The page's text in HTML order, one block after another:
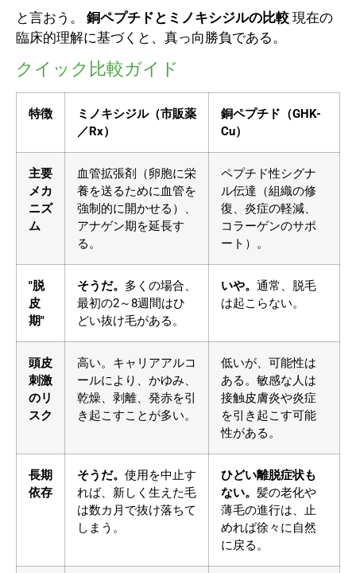
と言おう。 銅ペプチドとミノキシジルの比較 現在の
臨床的理解に基づくと、真っ向勝負である。
クイック比較ガイド
特徴
ミノキシジル（市販薬
／Rx）
銅ペプチド（GHK-
Cu）
主要
メカ
ニズ
ム
血管拡張剤（卵胞に栄
養を送るために血管を
強制的に開かせる）、
アナゲン期を延長す
る。
ペプチド性シグナ
ル伝達（組織の修
復、炎症の軽減、
コラーゲンのサポ
ート）。
"脱
皮
期"
そうだ。 多くの場合、
最初の2～8週間はひ
どい抜け毛がある。
いや。 通常、脱毛
は起こらない。
頭皮
刺激
のリ
スク
高い。キャリアアルコ
ールにより、かゆみ、
乾燥、剥離、発赤を引
き起こすことが多い。
低いが、可能性は
ある。敏感な人は
接触皮膚炎や炎症
を引き起こす可能
性がある。
長期
依存
そうだ。 使用を中止す
れば、新しく生えた毛
は数カ月で抜け落ちて
しまう。
ひどい離脱症状も
ない。 髪の老化や
薄毛の進行は、止
めれば徐々に自然
に戻る。